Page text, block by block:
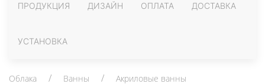
ПРОДУКЦИЯ ДИЗАЙН ОПЛАТА ДОСТАВКА
УСТАНОВКА
Облака Ванны
Акриловые ванны